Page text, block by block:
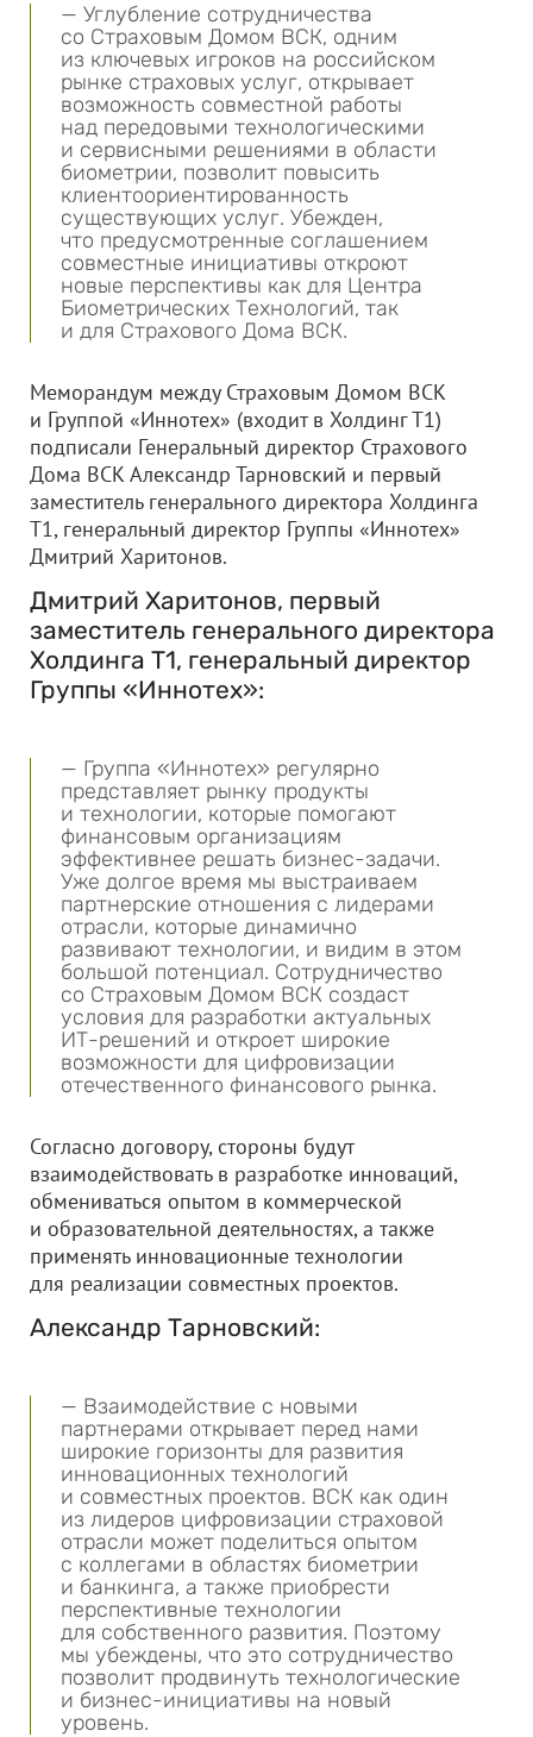
— Углубление сотрудничества
со Страховым Домом ВСК, одним
из ключевых игроков на российском
рынке страховых услуг, открывает
возможность совместной работы
над передовыми технологическими
и сервисными решениями в области
биометрии, позволит повысить
клиентоориентированность
существующих услуг. Убежден,
что предусмотренные соглашением
совместные инициативы откроют
новые перспективы как для Центра
Биометрических Технологий, так
и для Страхового Дома ВСК.
Меморандум между Страховым Домом ВСК
и Группой «Иннотех» (входит в Холдинг Т1)
подписали Генеральный директор Страхового
Дома ВСК Александр Тарновский и первый
заместитель генерального директора Холдинга
Т1, генеральный директор Группы «Иннотех»
Дмитрий Харитонов.
Дмитрий Харитонов, первый
заместитель генерального директора
Холдинга Т1, генеральный директор
Группы «Иннотех»:
— Группа «Иннотех» регулярно
представляет рынку продукты
и технологии, которые помогают
финансовым организациям
эффективнее решать бизнес-задачи.
Уже долгое время мы выстраиваем
партнерские отношения с лидерами
отрасли, которые динамично
развивают технологии, и видим в этом
большой потенциал. Сотрудничество
со Страховым Домом ВСК создаст
условия для разработки актуальных
ИТ-решений и откроет широкие
возможности для цифровизации
отечественного финансового рынка.
Согласно договору, стороны будут
взаимодействовать в разработке инноваций,
обмениваться опытом в коммерческой
и образовательной деятельностях, а также
применять инновационные технологии
для реализации совместных проектов.
Александр Тарновский:
— Взаимодействие с новыми
партнерами открывает перед нами
широкие горизонты для развития
инновационных технологий
и совместных проектов. ВСК как один
из лидеров цифровизации страховой
отрасли может поделиться опытом
с коллегами в областях биометрии
и банкинга, а также приобрести
перспективные технологии
для собственного развития. Поэтому
мы убеждены, что это сотрудничество
позволит продвинуть технологические
и бизнес-инициативы на новый
уровень.